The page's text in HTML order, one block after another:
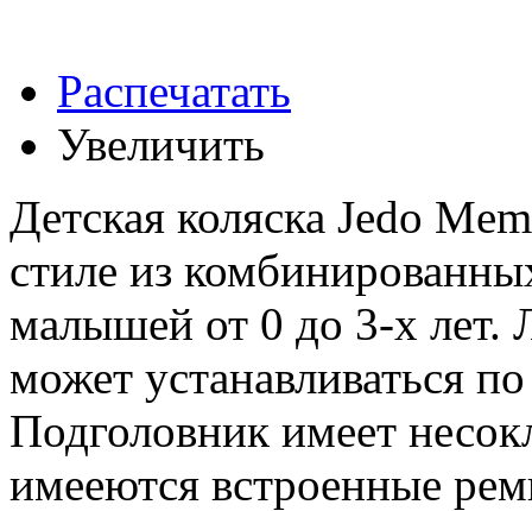
Распечатать
Увеличить
Детская коляска Jedo
стиле из
малышей от 0 до 3-х лет.
может устанавливаться
Подголовник имеет
имееются встроенные